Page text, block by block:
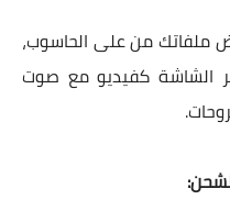
ملفاتك من على الحاسوب،
الشاشة كفيديو مع صوت